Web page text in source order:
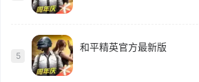
5
和平精英官方最新版